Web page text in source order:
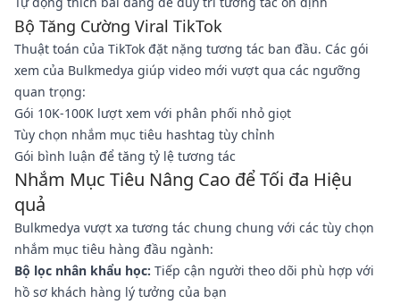
Bộ Tăng Cường Viral TikTok
Thuật toán của TikTok đặt nặng tương tác ban đầu. Các gói
xem của Bulkmedya giúp video mới vượt qua các ngưỡng
quan trọng:
Gói 10K-100K lượt xem với phân phối nhỏ giọt
Tùy chọn nhắm mục tiêu hashtag tùy chỉnh
Gói bình luận để tăng tỷ lệ tương tác
Nhắm Mục Tiêu Nâng Cao để Tối đa Hiệu
quả
Bulkmedya vượt xa tương tác chung chung với các tùy chọn
nhắm mục tiêu hàng đầu ngành:
Bộ lọc nhân khẩu học: Tiếp cận người theo dõi phù hợp với
hồ sơ khách hàng lý tưởng của bạn